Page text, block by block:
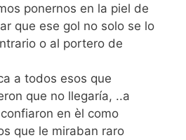
ponernos en la piel de
que ese gol no solo se lo
o al portero de
a todos esos que
que no llegaría, ..a
en èl como
que le miraban raro